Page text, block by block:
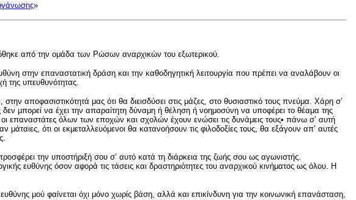
»
από την ομάδα των Ρώσων αναρχικών του εξωτερικού.
στην επαναστατική δράση και την καθοδηγητική λειτουργία που πρέπει να αναλάβουν οι
της υπευθυνότητας.
αποφασιστικότητά μας ότι θα διεισδύσει στις μάζες, στο θυσιαστικό τους πνεύμα. Χάρη σ’
μπορεί να έχει την απαραίτητη δύναμη ή θέληση ή νοημοσύνη να υποφέρει το θέαμα της
επαναστάτες όλων των εποχών και σχολών έχουν ενώσει τις δυνάμεις τους• πάνω σ’ αυτή
ότι οι εκμεταλλευόμενοι θα κατανοήσουν τις φιλοδοξίες τους, θα εξάγουν απ’ αυτές
την υποστήριξή σου σ’ αυτό κατά τη διάρκεια της ζωής σου ως αγωνιστής.
ευθύνης όσον αφορά τις τάσεις και δραστηριότητες του αναρχικού κινήματος ως όλου. Η
μού φαίνεται όχι μόνο χωρίς βάση, αλλά και επικίνδυνη για την κοινωνική επανάσταση,